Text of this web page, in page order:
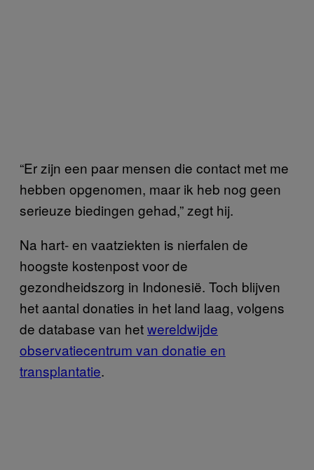
“Er zijn een paar mensen die contact met me
hebben opgenomen, maar ik heb nog geen
serieuze biedingen gehad,” zegt hij.
Na hart- en vaatziekten is nierfalen de
hoogste kostenpost voor de
gezondheidszorg in Indonesië. Toch blijven
het aantal donaties in het land laag, volgens
de database van hetwereldwijde
observatiecentrum van donatie en
transplantatie.